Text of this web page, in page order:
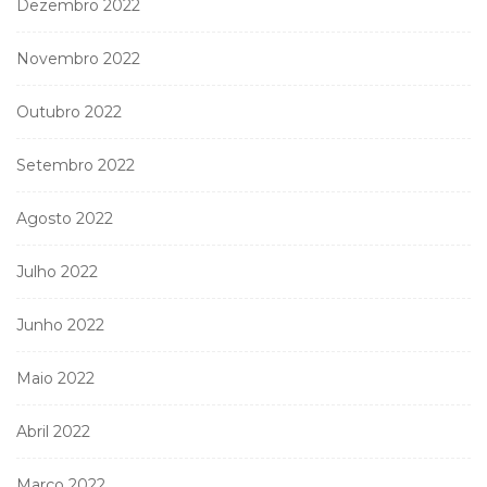
Dezembro 2022
Novembro 2022
Outubro 2022
Setembro 2022
Agosto 2022
Julho 2022
Junho 2022
Maio 2022
Abril 2022